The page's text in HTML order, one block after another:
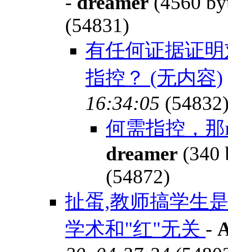
(54831)
有任何证据证
指控？ (无内容)
16:34:05
何需指控，
dreamer (340
(54872)
扯蛋,教师搞学生
学术和"红"无关 -